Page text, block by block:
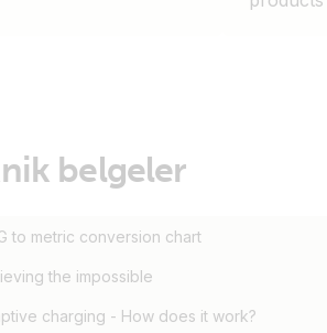
belgeler
to metric conversion chart
the impossible
charging - How does it work?